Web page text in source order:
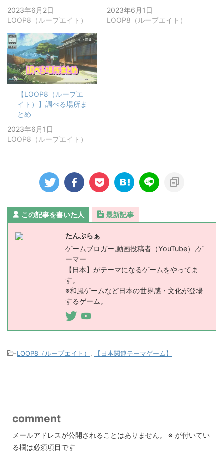
2023年6月2日
LOOP8（ループエイト）
2023年6月1日
LOOP8（ループエイト）
【LOOP8（ループエ
イト）】調べる場所ま
とめ
2023年6月1日
LOOP8（ループエイト）
この記事を書いた人 最新記事
たんぶらぁ
ゲームブロガー,動画投稿者（YouTube）,ゲ
ーマー
【日本】がテーマになるゲームをやってま
す。
※和風ゲームなど日本の世界感・文化が登場
するゲーム。
-LOOP8（ループエイト） , 【日本関連テーマゲーム】
comment
メールアドレスが公開されることはありません。 ※ が付いてい
る欄は必須項目です